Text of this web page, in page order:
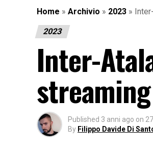
Home » Archivio » 2023 »
2023
Inter-
Published 3 anni ago on
By Filippo Davide Di